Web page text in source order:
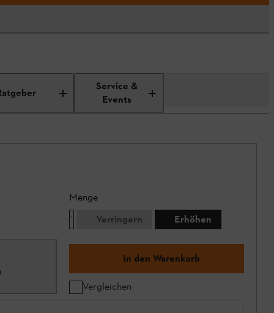
Service &
Events
Menge
Verringern
Erhöhen
In den Warenkorb
Vergleichen